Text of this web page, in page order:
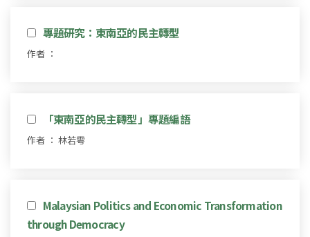
專題研究：東南亞的民主轉型
作者 ：
「東南亞的民主轉型」專題編語
作者 ： 林若雩
Malaysian Politics and Economic Transformation
through Democracy